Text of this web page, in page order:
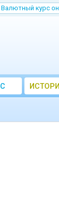
Bалютный курс